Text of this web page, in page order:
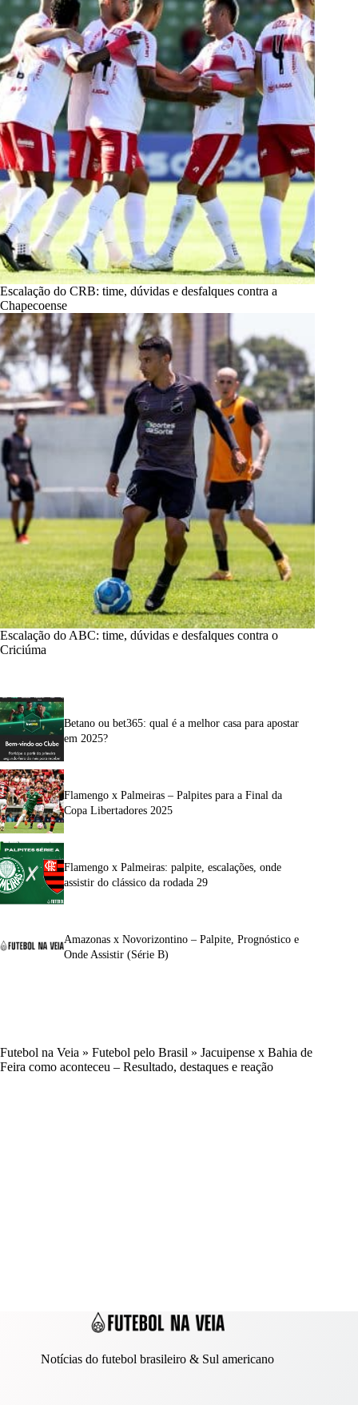
Escalação do CRB: time, dúvidas e desfalques contra a
Chapecoense
Escalação do ABC: time, dúvidas e desfalques contra o
Criciúma
Betano ou bet365: qual é a melhor casa para apostar
em 2025?
Flamengo x Palmeiras – Palpites para a Final da
Copa Libertadores 2025
Flamengo x Palmeiras: palpite, escalações, onde
assistir do clássico da rodada 29
Amazonas x Novorizontino – Palpite, Prognóstico e
Onde Assistir (Série B)
Futebol na Veia » Futebol pelo Brasil » Jacuipense x Bahia de
Feira como aconteceu – Resultado, destaques e reação
Notícias do futebol brasileiro & Sul americano